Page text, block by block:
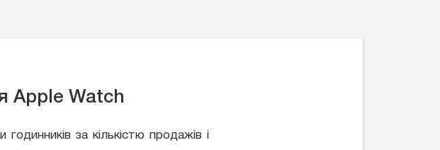
Apple Watch
за кількістю продажів і